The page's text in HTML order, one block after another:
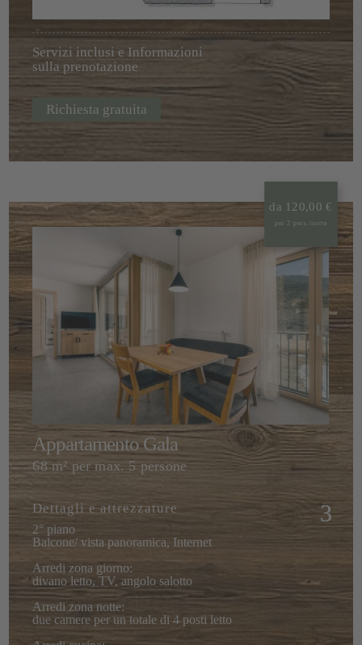
Servizi inclusi e Informazioni
sulla prenotazione
Richiesta gratuita
Appartamento Gala
68 m² per max. 5 persone
Dettagli e attrezzature
2° piano
Balcone/ vista panoramica, Internet
Arredi zona giorno:
divano letto, TV, angolo salotto
Arredi zona notte:
due camere per un totale di 4 posti letto
da 120,00 €
per 2 pers./notte